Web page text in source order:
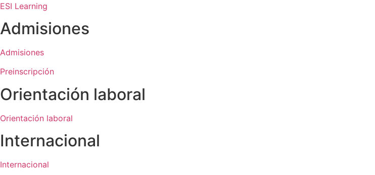
ESI Learning
Admisiones
Admisiones
Preinscripción
Orientación laboral
Orientación laboral
Internacional
Internacional